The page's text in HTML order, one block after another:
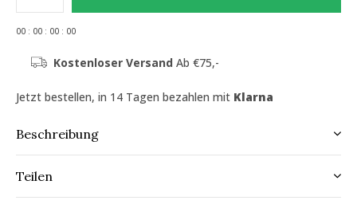
00 : 00 : 00 : 00
Kostenloser Versand Ab €75,-
Jetzt bestellen, in 14 Tagen bezahlen mit Klarna
Beschreibung
Teilen